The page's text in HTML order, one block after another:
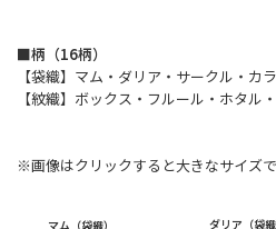
■柄（16柄）
【袋織】マム・ダリア・サークル・カ
【紋織】ボックス・フルール・ホタル
※画像はクリックすると大きなサイズで
マム（袋織） ダリア（袋織